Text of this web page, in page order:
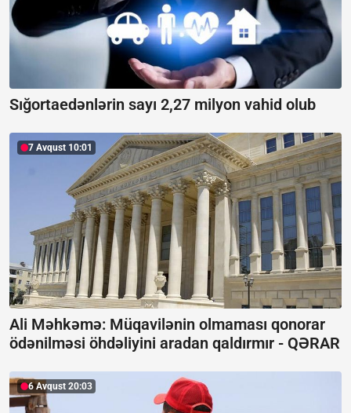
Sığortaedənlərin sayı 2,27 milyon vahid olub
7 Avqust 10:01
Ali Məhkəmə: Müqavilənin olmaması qonorar
ödənilməsi öhdəliyini aradan qaldırmır - QƏRAR
6 Avqust 20:03